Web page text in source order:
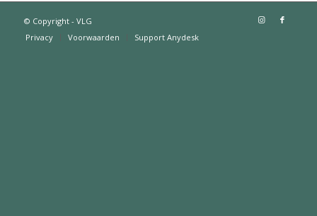
© Copyright - VLG
Privacy
Voorwaarden Support Anydesk